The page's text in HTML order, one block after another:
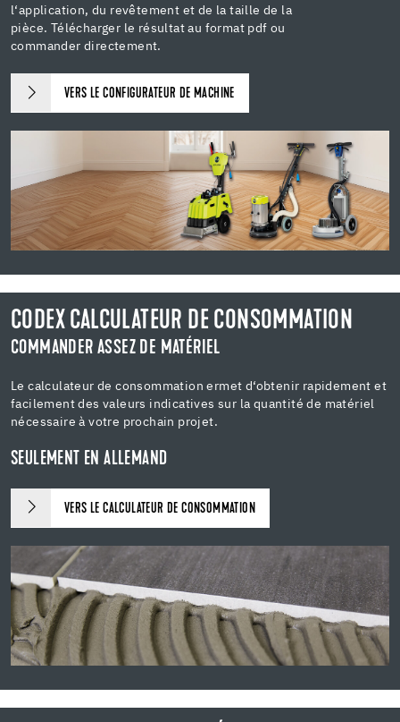
l‘application, du revêtement et de la taille de la
pièce. Télécharger le résultat au format pdf ou
commander directement.
VERS LE CONFIGURATEUR DE MACHINE
CODEX CALCULATEUR DE CONSOMMATION
COMMANDER ASSEZ DE MATÉRIEL
Le calculateur de consommation ermet d‘obtenir rapidement et
facilement des valeurs indicatives sur la quantité de matériel
nécessaire à votre prochain projet.
SEULEMENT EN ALLEMAND
VERS LE CALCULATEUR DE CONSOMMATION